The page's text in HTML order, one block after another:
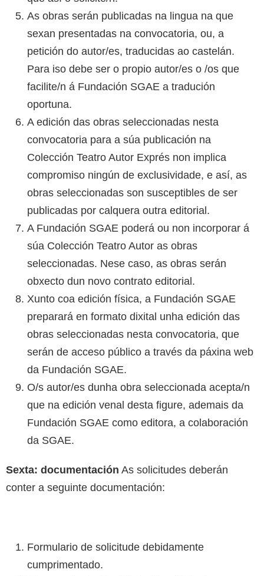
As obras serán publicadas na lingua na que
sexan presentadas na convocatoria, ou, a
petición do autor/es, traducidas ao castelán.
Para iso debe ser o propio autor/es o /os que
facilite/n á Fundación SGAE a tradución
oportuna.
A edición das obras seleccionadas nesta
convocatoria para a súa publicación na
Colección Teatro Autor Exprés non implica
compromiso ningún de exclusividade, e así, as
obras seleccionadas son susceptibles de ser
publicadas por calquera outra editorial.
A Fundación SGAE poderá ou non incorporar á
súa Colección Teatro Autor as obras
seleccionadas. Nese caso, as obras serán
obxecto dun novo contrato editorial.
Xunto coa edición física, a Fundación SGAE
preparará en formato dixital unha edición das
obras seleccionadas nesta convocatoria, que
serán de acceso público a través da páxina web
da Fundación SGAE.
O/s autor/es dunha obra seleccionada acepta/n
que na edición venal desta figure, ademais da
Fundación SGAE como editora, a colaboración
da SGAE.
Sexta: documentación As solicitudes deberán
conter a seguinte documentación:
Formulario de solicitude debidamente
cumprimentado.